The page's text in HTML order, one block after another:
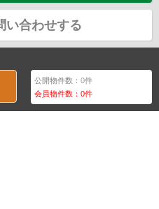
い合わせする
公開物件数：0件
会員物件数：0件